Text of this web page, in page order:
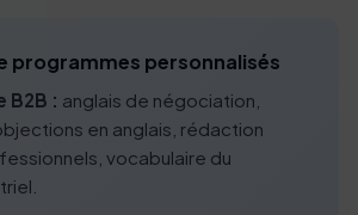
programmes personnalisés
B2B : anglais de négociation,
en anglais, rédaction
vocabulaire du